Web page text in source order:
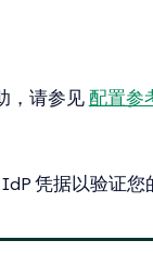
，请参见配置参
凭据以验证您